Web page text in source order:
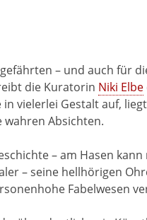
– und auch für
die Kuratorin Niki Elbe
vielerlei Gestalt auf,
Absichten.
– am Hasen
– seine hellhörigen
Fabelwesen